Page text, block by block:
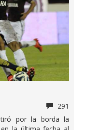
291
tiró por la borda la